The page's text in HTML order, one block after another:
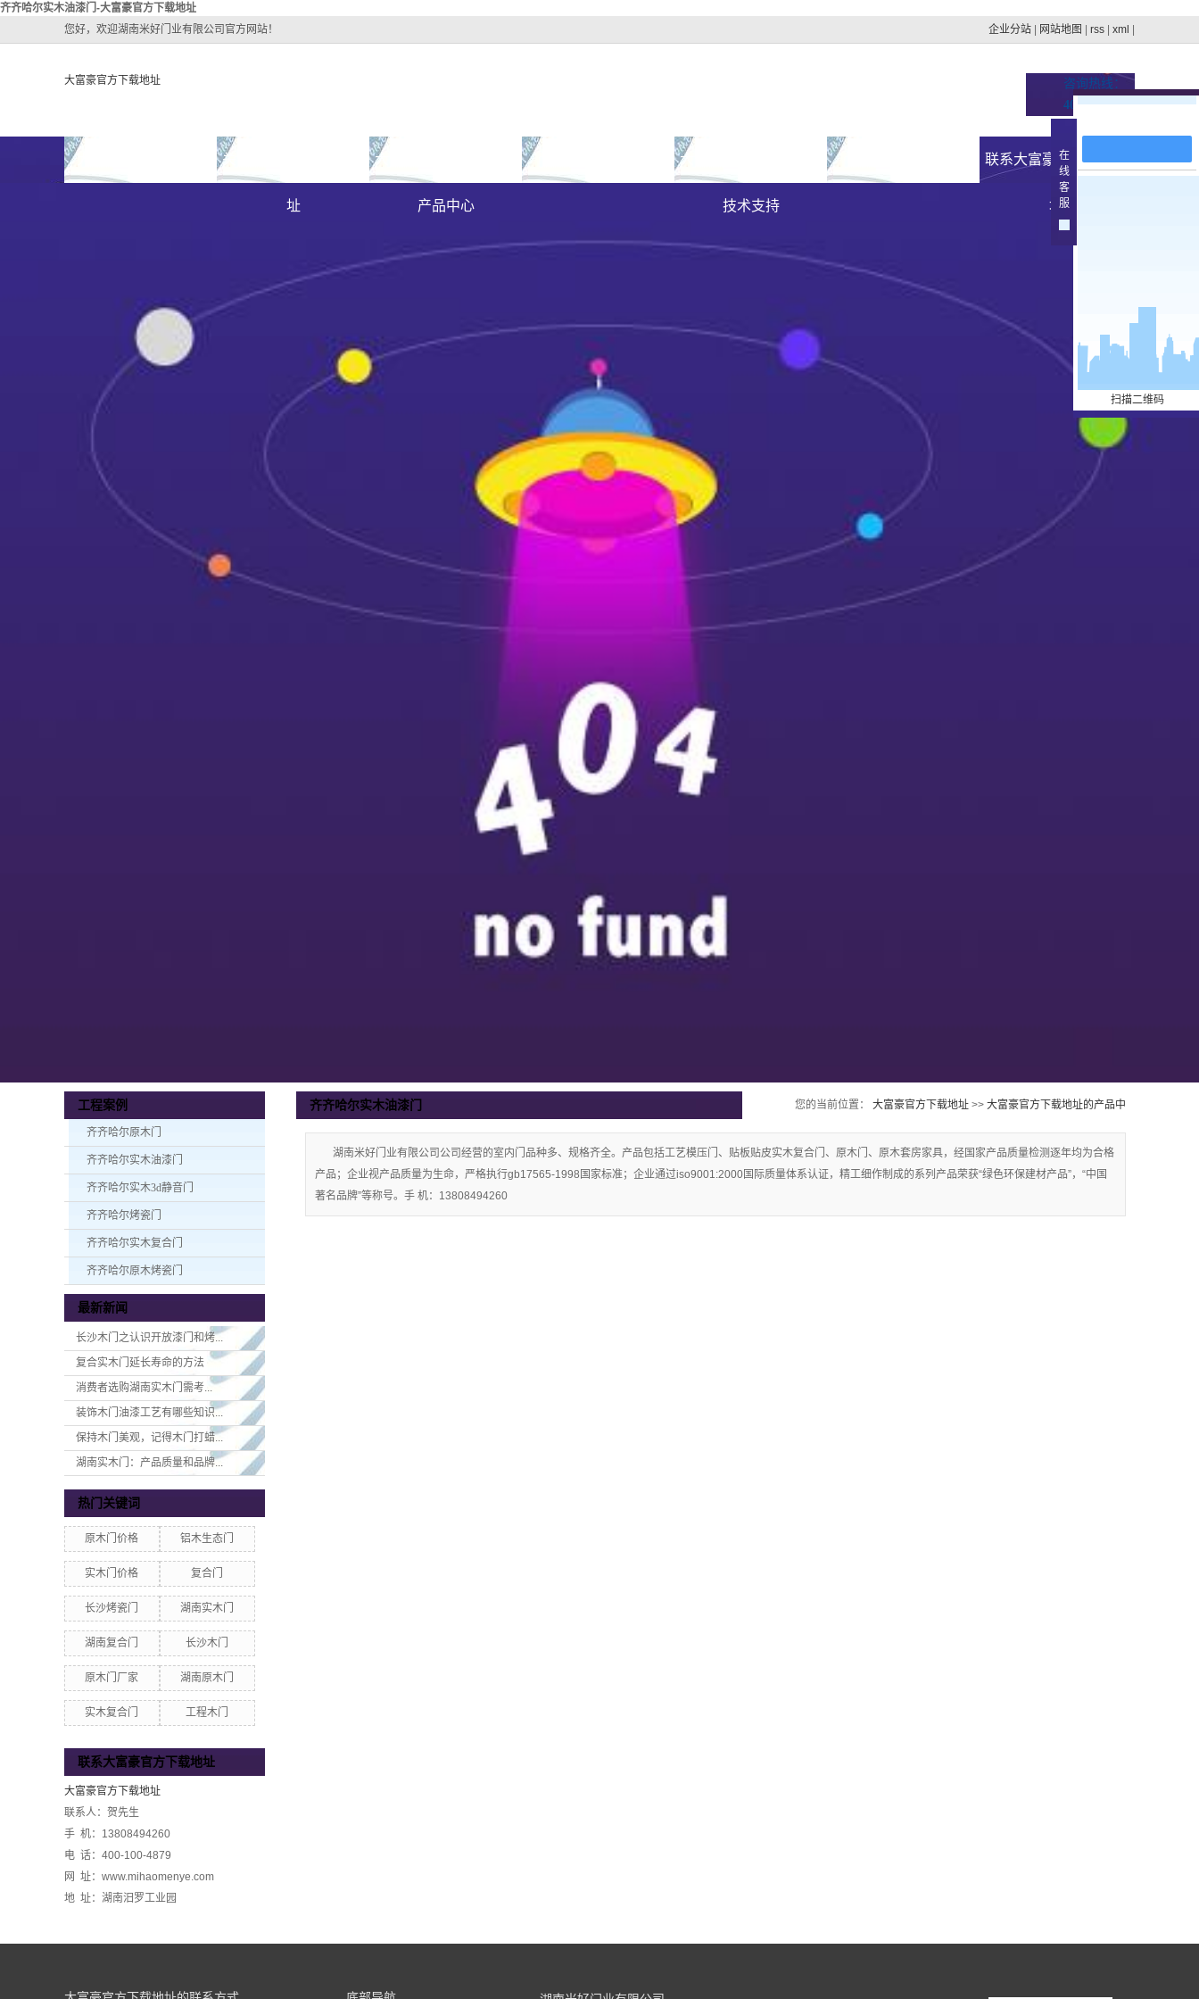
齐齐哈尔实木油漆门-大富豪官方下载地址
您好，欢迎湖南米好门业有限公司官方网站！
企业分站 网站地图 rss xml
大富豪官方下载地址
咨询热线：
400-100-4879
关于大富豪官方下载地
址
大富豪官方下载地址的
大富豪官方下载地址的
产品中心
齐齐哈尔原木门
齐齐哈尔实木3d静音门
齐齐哈尔实木复合门
大富豪官方下载地址的
技术支持
联系大富豪官方下载地
址
工程案例
齐齐哈尔原木门
齐齐哈尔实木油漆门
齐齐哈尔实木3d静音门
齐齐哈尔烤瓷门
齐齐哈尔实木复合门
齐齐哈尔原木烤瓷门
最新新闻
长沙木门之认识开放漆门和烤...
复合实木门延长寿命的方法
消费者选购湖南实木门​需考...
装饰木门油漆工艺有哪些知识...
保持木门美观，记得木门打蜡...
湖南实木门：产品质量和品牌...
热门关键词
原木门价格 铝木生态门
实木门价格 复合门
长沙烤瓷门 湖南实木门
湖南复合门 长沙木门
原木门厂家 湖南原木门
实木复合门 工程木门
联系大富豪官方下载地址
大富豪官方下载地址
联系人：贺先生
手 机：13808494260
电 话：400-100-4879
网 址：www.mihaomenye.com
地 址：湖南汨罗工业园
齐齐哈尔实木油漆门 您的当前位置： 大富豪官方下载地址 >> 大富豪官方下载地址的产品中
心>>齐齐哈尔实木油漆门
湖南米好门业有限公司公司经营的室内门品种多、规格齐全。产品包括工艺模压门、贴板贴皮实木复合门、原木门、原木套房家具，经国家产品质量检测逐年均为合格
产品；企业视产品质量为生命，严格执行gb17565-1998国家标准；企业通过iso9001:2000国际质量体系认证，精工细作制成的系列产品荣获“绿色环保建材产品”，“中国
著名品牌”等称号。手 机：13808494260
在
线
客
服
扫描二维码